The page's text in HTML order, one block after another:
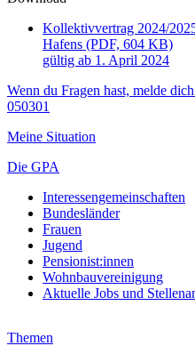
Kollektivvertrag 2024/
Hafens (PDF, 604 KB)
gültig ab 1. April 2024
Wenn du Fragen hast, melde
050301
Meine Situation
Die GPA
Interessengemeinschaften
Bundesländer
Frauen
Jugend
Pensionist:innen
Wohnbauvereinigung
Aktuelle Jobs und
Themen